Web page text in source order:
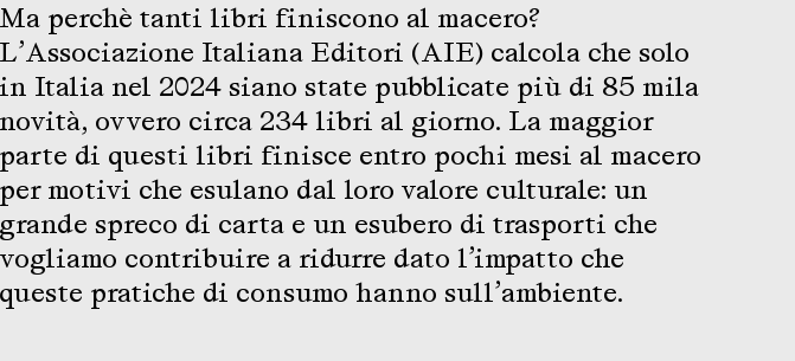
Ma perchè tanti libri finiscono al macero?
L’Associazione Italiana Editori (AIE) calcola che solo
in Italia nel 2024 siano state pubblicate più di 85 mila
novità, ovvero circa 234 libri al giorno. La maggior
parte di questi libri finisce entro pochi mesi al macero
per motivi che esulano dal loro valore culturale: un
grande spreco di carta e un esubero di trasporti che
vogliamo contribuire a ridurre dato l’impatto che
queste pratiche di consumo hanno sull’ambiente.